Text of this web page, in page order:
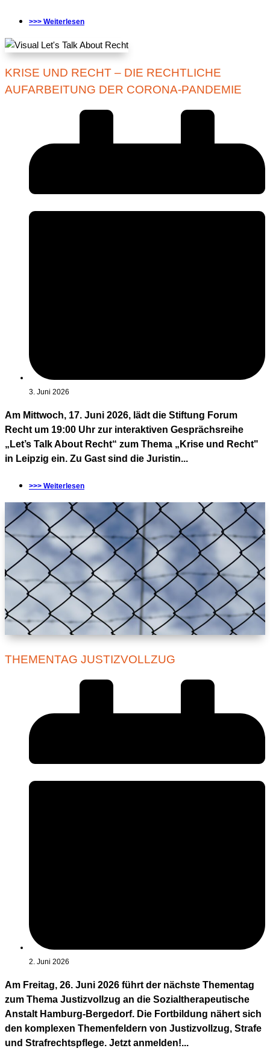
>>> Weiterlesen
KRISE UND RECHT – DIE RECHTLICHE
AUFARBEITUNG DER CORONA-PANDEMIE
3. Juni 2026
Am Mittwoch, 17. Juni 2026, lädt die Stiftung Forum
Recht um 19:00 Uhr zur interaktiven Gesprächsreihe
„Let’s Talk About Recht“ zum Thema „Krise und Recht"
in Leipzig ein. Zu Gast sind die Juristin...
>>> Weiterlesen
THEMENTAG JUSTIZVOLLZUG
2. Juni 2026
Am Freitag, 26. Juni 2026 führt der nächste Thementag
zum Thema Justizvollzug an die Sozialtherapeutische
Anstalt Hamburg-Bergedorf. Die Fortbildung nähert sich
den komplexen Themenfeldern von Justizvollzug, Strafe
und Strafrechtspflege. Jetzt anmelden!...